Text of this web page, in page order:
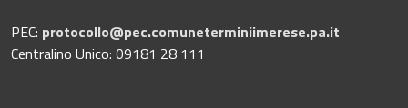
PEC: protocollo@pec.comuneterminiimerese.pa.it
Centralino Unico: 09181 28 111